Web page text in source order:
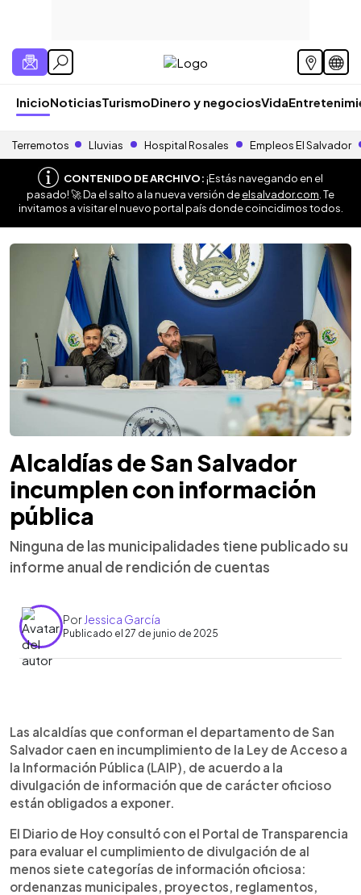
InicioNoticiasTurismoDinero y negociosVida
Terremotos Lluvias Hospital Rosales Empleos El Salvador
CONTENIDO DE ARCHIVO:¡Estás navegando en el
pasado! 🚀 Da el salto a la nueva versión deelsalvador.com . Te
invitamos a visitar el nuevo portal país donde coincidimos todos.
Alcaldías de San Salvador
incumplen con información
pública
Ninguna de las municipalidades tiene publicado su
informe anual de rendición de cuentas
Por Jessica García
Publicado el 27 de junio de 2025
► Escuchar artículo
Las alcaldías que conforman el departamento de San
Salvador caen en incumplimiento de la Ley de Acceso a
la Información Pública (LAIP), de acuerdo a la
divulgación de información que de carácter oficioso
están obligados a exponer.
El Diario de Hoy consultó con el Portal de Transparencia
para evaluar el cumplimiento de divulgación de al
menos siete categorías de información oficiosa:
ordenanzas municipales, proyectos, reglamentos,